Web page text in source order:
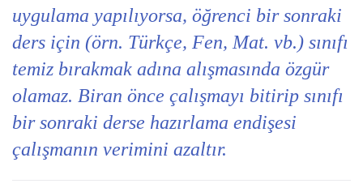
uygulama yapılıyorsa, öğrenci bir sonraki
ders için (örn. Türkçe, Fen, Mat. vb.) sınıfı
temiz bırakmak adına alışmasında özgür
olamaz. Biran önce çalışmayı bitirip sınıfı
bir sonraki derse hazırlama endişesi
çalışmanın verimini azaltır.